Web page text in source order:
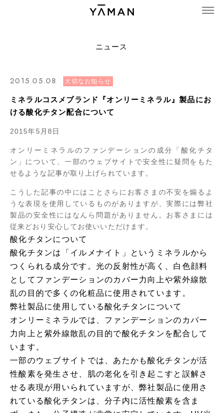
ニュース
2015.05.08 大切なお知らせ
ミネラルコスメブランド『オンリーミネラル』製品にお
ける酸化チタン配合について
2015年5月8日
オンリーミネラルのファンデーションの成分「酸化チタ
ン」について、一部のウェブサイトで安全性に疑問をもた
せるような記事が取り上げられています。
こうした記事の中にはことさらにお客さまの不安を煽るよ
うな表現を使用しているものがありますが、実際には弊社
製品の安全性にはなんら問題がありません。お客さまには
従来どおり安心してお使いいただけます。
酸化チタンについて
酸化チタンは「イルメナイト」というミネラルから
つくられる成分です。光の反射性が高く、白色顔料
としてファンデーションのカバー力向上や紫外線散
乱の目的で多くの化粧品に使用されています。
弊社製品に使用している酸化チタンについて
オンリーミネラルでは、ファンデーションのカバー
力向上と紫外線散乱の目的で酸化チタンを配合して
います。
一部のウェブサイトでは、あたかも酸化チタンが活
性酸素を発生させ、肌の老化を引き起こすと誤解さ
せる表現が用いられていますが、弊社製品に使用さ
れている酸化チタンは、分子内に活性酸素を含ま